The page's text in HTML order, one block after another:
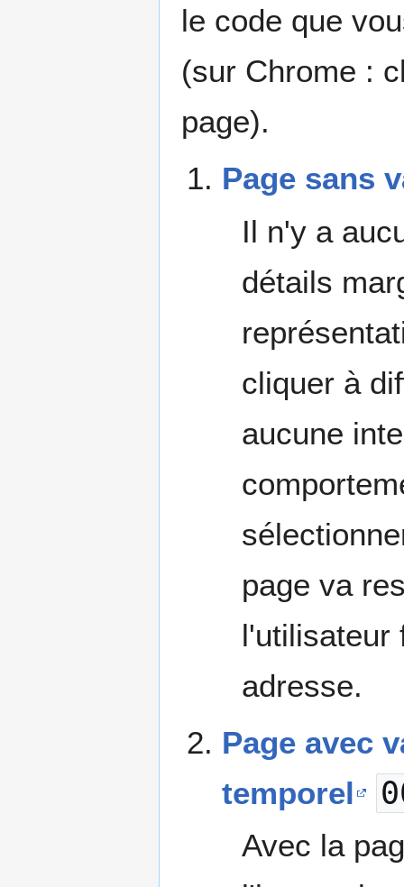
le code que
(sur Chrome :
page).
Page sans
Il n'y a
détails
cliquer à
aucune
page va
l'utilisateur
adresse.
Page avec
temporel
Avec la